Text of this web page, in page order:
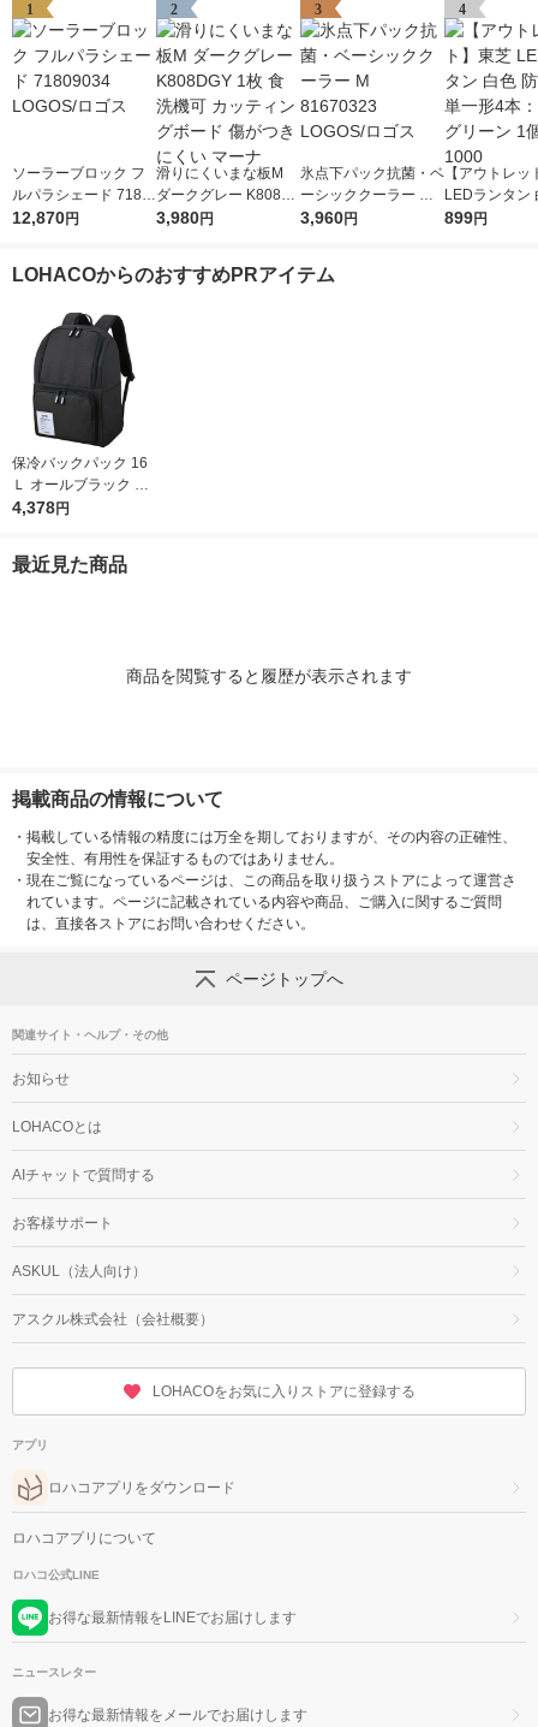
1
ソーラーブロック フ
ルパラシェード 7180
9034 LOGOS/ロゴス
12,870円
2
滑りにくいまな板M
ダークグレー K808D
GY 1枚 食洗機可 カッ
3,980円
3
氷点下パック抗菌・ベ
ーシッククーラー M 8
1670323 LOGOS/ロ
3,960円
4
【アウトレッ
LEDランタン
滴構造 単一
899円
LOHACOからのおすすめPRアイテム
保冷バックパック 16
Ｌ オールブラック RF
P-016 ALB 1個 保冷バ
4,378円
最近見た商品
商品を閲覧すると履歴が表示されます
掲載商品の情報について
・ 掲載している情報の精度には万全を期しておりますが、その内容の正確性、
安全性、有用性を保証するものではありません。
・ 現在ご覧になっているページは、この商品を取り扱うストアによって運営さ
れています。ページに記載されている内容や商品、ご購入に関するご質問
は、直接各ストアにお問い合わせください。
ページトップへ
関連サイト・ヘルプ・その他
お知らせ
LOHACOとは
AIチャットで質問する
お客様サポート
ASKUL（法人向け）
アスクル株式会社（会社概要）
LOHACOをお気に入りストアに登録する
アプリ
ロハコアプリをダウンロード
ロハコアプリについて
ロハコ公式LINE
お得な最新情報をLINEでお届けします
ニュースレター
お得な最新情報をメールでお届けします